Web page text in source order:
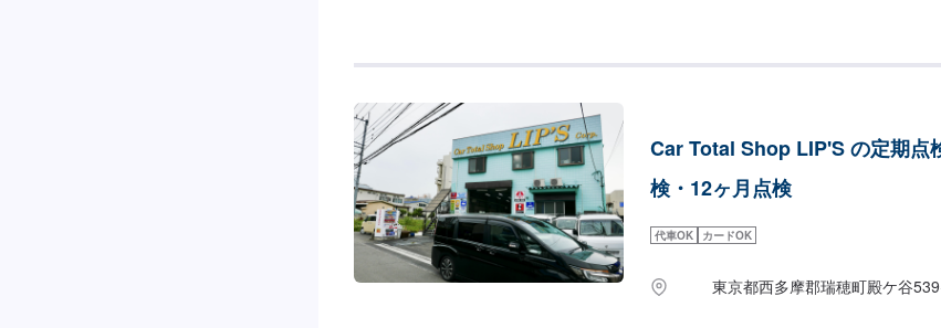
ん。それらの確認は専用の機器を使用す
んにもあるわけではないため注意が必要
ご用意しています。お車の作業中は代車
休日：年中無休（大型連休のみ休み）営
いる部品以外は本国取り寄せとなるため
Car Total Shop LIP'S の定期点
検・12ヶ月点検
代車OK カードOK
東京都西多摩郡瑞穂町殿ケ谷